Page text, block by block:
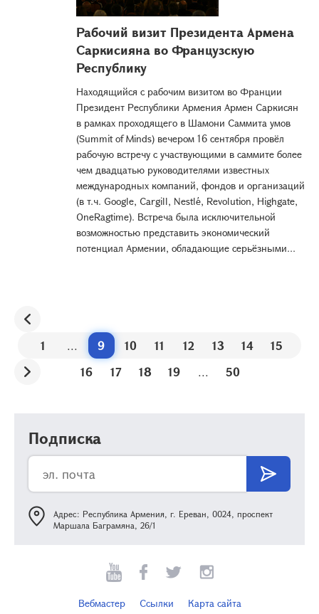
Рабочий визит Президента Армена
Саркисияна во Французскую
Республику
Находящийся с рабочим визитом во Франции
Президент Республики Армения Армен Саркисян
в рамках проходящего в Шамони Саммита умов
(Summit of Minds) вечером 16 сентября провёл
рабочую встречу с участвующими в саммите более
чем двадцатью руководителями известных
международных компаний, фондов и организаций
(в т.ч. Google, Cargill, Nestlé, Revolution, Highgate,
OneRagtime). Встреча была исключительной
возможностью представить экономический
потенциал Армении, обладающие серьёзными...
1 ... 9 10 11 12 13 14
15
16
17 18 19 ... 50
Подписка
Адрес: Республика Армения, г. Ереван, 0024, проспект
Маршала Баграмяна, 26/1
Вебмастер Ссылки Карта сайта